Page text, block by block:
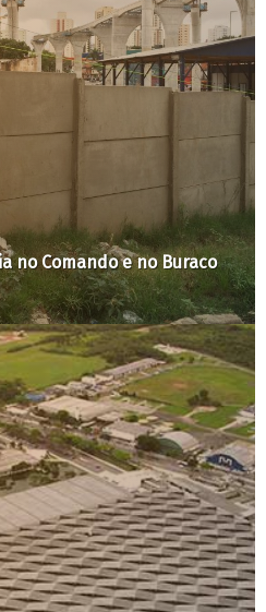
Prolongamento da
uma das últimas áreas